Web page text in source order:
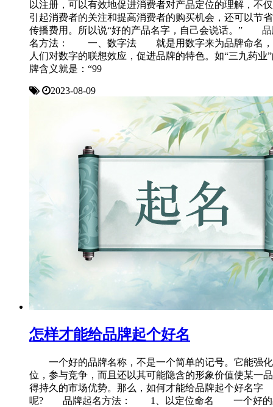
以注册，可以有效地促进消费者对产品定位的理解，不
引起消费者的关注和提高消费者的购买机会，还可以节
传播费用。所以说“好的产品名字，自己会说话。” 品
名方法： 一、数字法 就是用数字来为品牌命名，
人们对数字的联想效应，促进品牌的特色。如“三九药业
牌含义就是：“99
2023-08-09
怎样才能给品牌起个好名
一个好的品牌名称，不是一个简单的记号。它能强
位，参与竞争，而且还以其可能隐含的形象价值使某一
得持久的市场优势。那么，如何才能给品牌起个好名字
呢? 品牌起名方法： 1、以定位命名 一个好的